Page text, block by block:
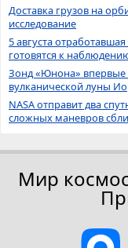
Доставка грузов на
исследование
5 августа
готовятся к
Зонд «Юнона» впервые
вулканической луны Ио
NASA отправит два
сложных маневров
Мир